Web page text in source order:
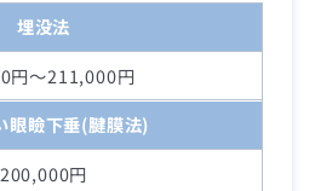
埋没法
円～211,000円
眼瞼下垂(腱膜法)
200,000円